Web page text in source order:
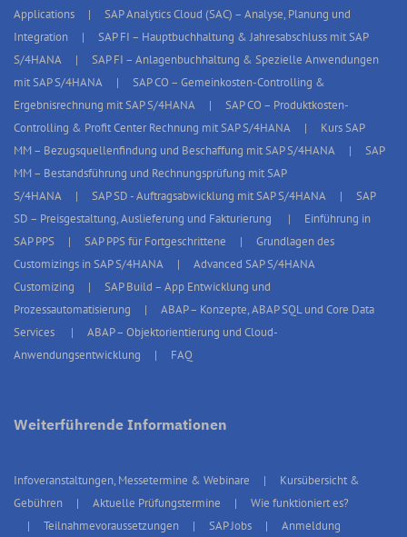
Applications
SAP Analytics Cloud (SAC) – Analyse, Planung und
Integration
SAP FI – Hauptbuchhaltung & Jahresabschluss mit SAP
S/4HANA
SAP FI – Anlagenbuchhaltung & Spezielle Anwendungen
mit SAP S/4HANA
SAP CO – Gemeinkosten-Controlling &
Ergebnisrechnung mit SAP S/4HANA
SAP CO – Produktkosten-
Controlling & Profit Center Rechnung mit SAP S/4HANA
Kurs SAP
MM – Bezugsquellenfindung und Beschaffung mit SAP S/4HANA
SAP
MM – Bestandsführung und Rechnungsprüfung mit SAP
S/4HANA
SAP SD - Auftragsabwicklung mit SAP S/4HANA
SAP
SD – Preisgestaltung, Auslieferung und Fakturierung
Einführung in
SAP PPS
SAP PPS für Fortgeschrittene
Grundlagen des
Customizings in SAP S/4HANA
Advanced SAP S/4HANA
Customizing
SAP Build – App Entwicklung und
Prozessautomatisierung
ABAP – Konzepte, ABAP SQL und Core Data
Services
ABAP – Objektorientierung und Cloud-
Anwendungsentwicklung
FAQ
Weiterführende Informationen
Infoveranstaltungen, Messetermine & Webinare
Kursübersicht &
Gebühren
Aktuelle Prüfungstermine
Wie funktioniert es?
Teilnahmevoraussetzungen
SAP Jobs Anmeldung